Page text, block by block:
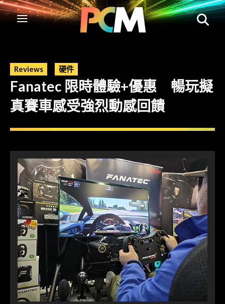
Reviews 硬件
Fanatec 限時體驗+優惠 暢玩擬
真賽車感受強烈動感回饋